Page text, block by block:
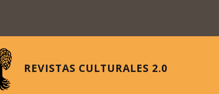
REVISTAS CULTURALES 2.0